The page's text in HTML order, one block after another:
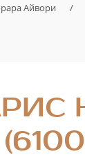
Айвори /